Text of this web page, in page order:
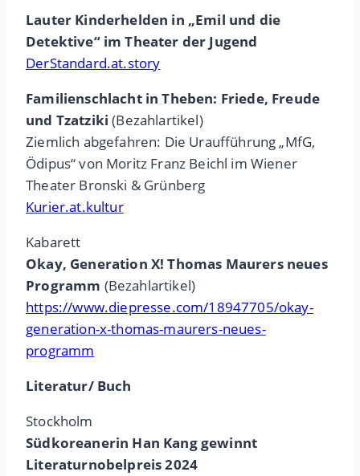
Lauter Kinderhelden in „Emil und die
Detektive“ im Theater der Jugend
DerStandard.at.story
Familienschlacht in Theben: Friede, Freude
und Tzatziki (Bezahlartikel)
Ziemlich abgefahren: Die Uraufführung „MfG,
Ödipus“ von Moritz Franz Beichl im Wiener
Theater Bronski & Grünberg
Kurier.at.kultur
Kabarett
Okay, Generation X! Thomas Maurers neues
Programm (Bezahlartikel)
https://www.diepresse.com/18947705/okay-
generation-x-thomas-maurers-neues-
programm
Literatur/ Buch
Stockholm
Südkoreanerin Han Kang gewinnt
Literaturnobelpreis 2024